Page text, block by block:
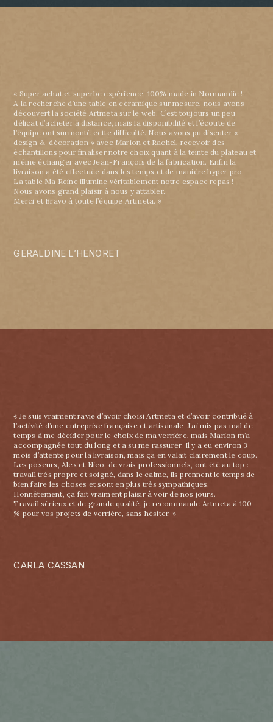
« Super achat et superbe expérience, 100% made in Normandie !
A la recherche d’une table en céramique sur mesure, nous avons
découvert la société Artmeta sur le web. C’est toujours un peu
délicat d’acheter à distance, mais la disponibilité et l’écoute de
l’équipe ont surmonté cette difficulté. Nous avons pu discuter «
design & décoration » avec Marion et Rachel, recevoir des
échantillons pour finaliser notre choix quant à la teinte du plateau et
même échanger avec Jean-François de la fabrication. Enfin la
livraison a été effectuée dans les temps et de manière hyper pro.
La table Ma Reine illumine véritablement notre espace repas !
Nous avons grand plaisir à nous y attabler.
Merci et Bravo à toute l’équipe Artmeta. »
GERALDINE L’HENORET
« Je suis vraiment ravie d’avoir choisi Artmeta et d’avoir contribué à
l’activité d’une entreprise française et artisanale. J’ai mis pas mal de
temps à me décider pour le choix de ma verrière, mais Marion m’a
accompagnée tout du long et a su me rassurer. Il y a eu environ 3
mois d’attente pour la livraison, mais ça en valait clairement le coup.
Les poseurs, Alex et Nico, de vrais professionnels, ont été au top :
travail très propre et soigné, dans le calme, ils prennent le temps de
bien faire les choses et sont en plus très sympathiques.
Honnêtement, ça fait vraiment plaisir à voir de nos jours.
Travail sérieux et de grande qualité, je recommande Artmeta à 100
% pour vos projets de verrière, sans hésiter. »
CARLA CASSAN